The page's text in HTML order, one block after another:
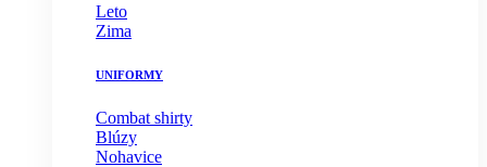
Leto
Zima
UNIFORMY
Combat shirty
Blúzy
Nohavice